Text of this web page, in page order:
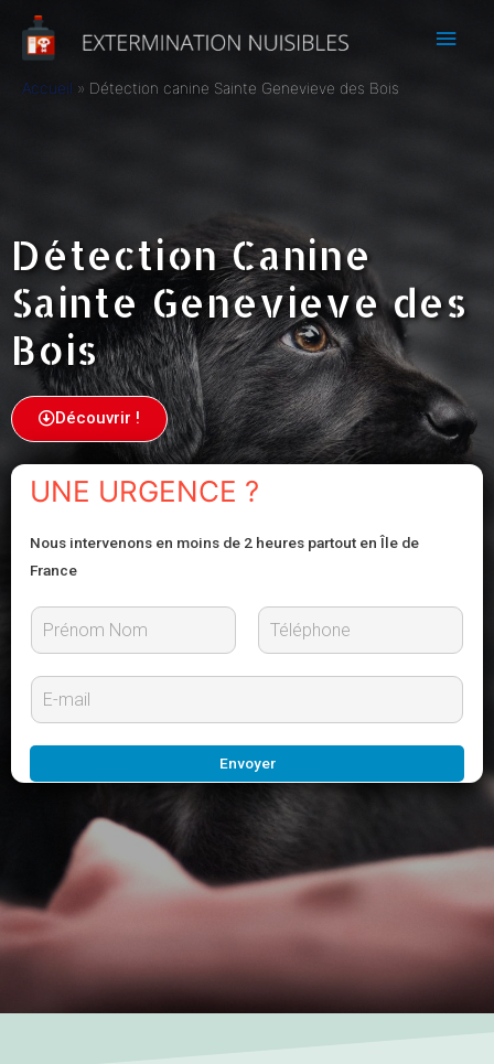
Accueil Détection canine Sainte Genevieve des Bois
Détection Canine
Sainte Genevieve des
Bois
Découvrir !
UNE URGENCE ?
Nous intervenons en moins de 2 heures partout en Île de
France
r
n
m
o
E
m
a
i
Envoyer